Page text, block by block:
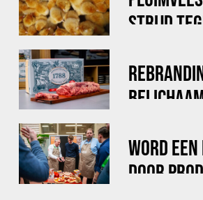
STRIJD
WORD
DOOR